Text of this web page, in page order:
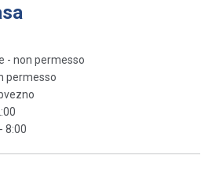
- non permesso
permesso
8:00